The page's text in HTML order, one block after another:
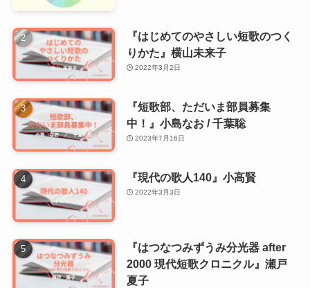
『はじめてのやさしい短歌のつく
りかた』横山未来子
2022年3月2日
『短歌部、ただいま部員募集
中！』小島なお / 千葉聡
2023年7月16日
『現代の歌人140』小高賢
2022年3月3日
『はつなつみずうみ分光器 after
2000 現代短歌クロニクル』瀬戸
夏子